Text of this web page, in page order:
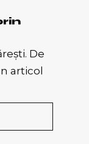
De
articol